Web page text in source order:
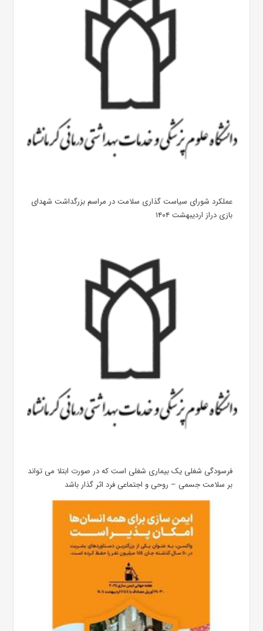
عملکرد شورای سیاست گذاری سلامت در مراسم بزرگداشت شهدای
بازی دراز اردیبهشت ۱۴۰۴
فرسودگی شغلی یک بیماری شغلی است که در صورت ابتلا می تواند
بر سلامت جسمی – روحی و اجتماعی فرد اثر گذار باشد